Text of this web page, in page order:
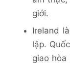
giới.
Ireland
lập.
giao